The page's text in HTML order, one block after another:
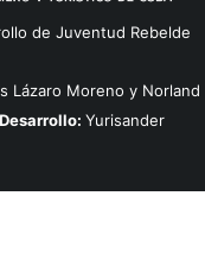
de Juventud Rebelde
Lázaro Moreno y Norland
Yurisander